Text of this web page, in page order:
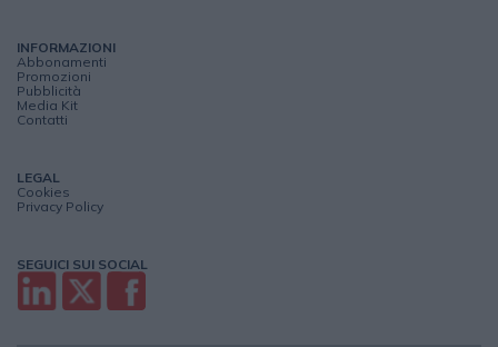
INFORMAZIONI
Abbonamenti
Promozioni
Pubblicità
Media Kit
Contatti
LEGAL
Cookies
Privacy Policy
SEGUICI SUI SOCIAL